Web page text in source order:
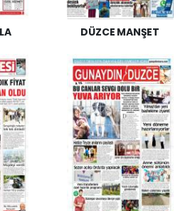
DÜZCE MANŞET